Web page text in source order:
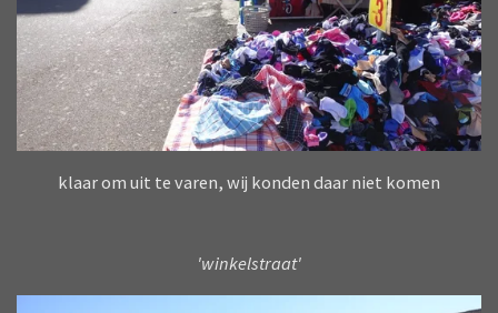
klaar om uit te varen, wij konden daar niet komen
'winkelstraat'